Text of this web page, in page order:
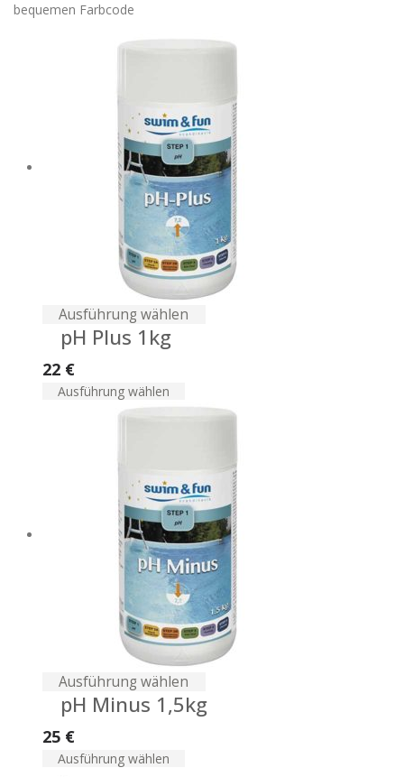
bequemen Farbcode
Ausführung wählen
pH Plus 1kg
22 €
Ausführung wählen
Ausführung wählen
pH Minus 1,5kg
25 €
Ausführung wählen